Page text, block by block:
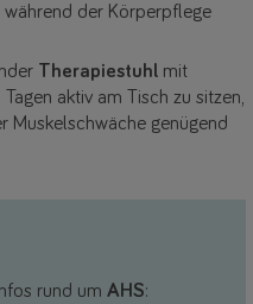
der Körperpflege
Therapiestuhl mit
aktiv am Tisch zu sitzen,
Muskelschwäche genügend
rund um AHS: